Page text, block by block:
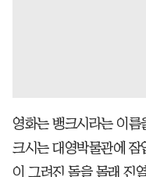
영화는 뱅크시라는 이
크시는 대영박물관에 잠
이 그려진 돌을 몰래 진